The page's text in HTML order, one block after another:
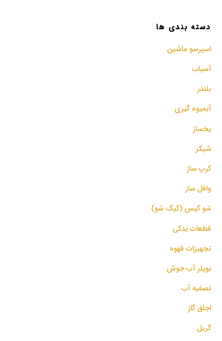
دسته بندی ها
اسپرسو‌ ماشین
آسیاب
بلندر
آبمیوه گیری
یخساز
شیکر
کرپ ساز
وافل ساز
شو کیس (کیک شو)
قطعات یدکی
تجهیزات قهوه
بویلر آب جوش
تصفیه آب
اجاق گاز
گریل